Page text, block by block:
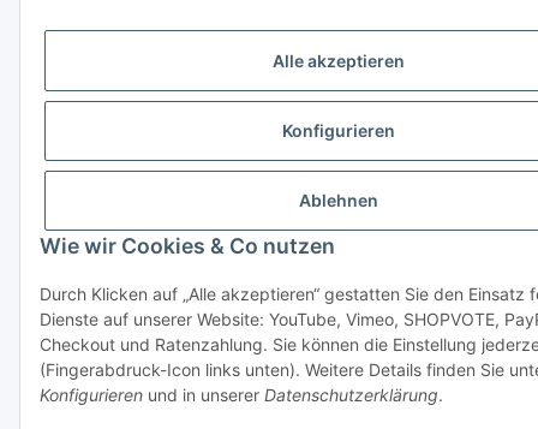
Alle akzeptieren
Konfigurieren
Ablehnen
Wie wir Cookies & Co nutzen
Durch Klicken auf „Alle akzeptieren“ gestatten Sie den Einsatz
Dienste auf unserer Website: YouTube, Vimeo, SHOPVOTE,
Checkout und Ratenzahlung. Sie können die Einstellung
(Fingerabdruck-Icon links unten). Weitere Details finden Sie
Konfigurieren und in unserer Datenschutzerklärung.